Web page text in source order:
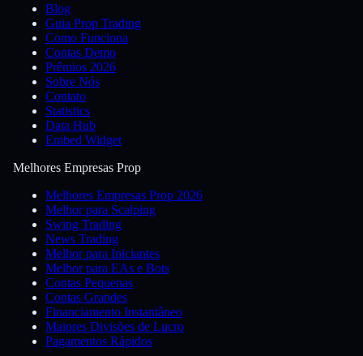
Blog
Guia Prop Trading
Como Funciona
Contas Demo
Prêmios 2026
Sobre Nós
Contato
Statistics
Data Hub
Embed Widget
Melhores Empresas Prop
Melhores Empresas Prop 2026
Melhor para Scalping
Swing Trading
News Trading
Melhor para Iniciantes
Melhor para EAs e Bots
Contas Pequenas
Contas Grandes
Financiamento Instantâneo
Maiores Divisões de Lucro
Pagamentos Rápidos